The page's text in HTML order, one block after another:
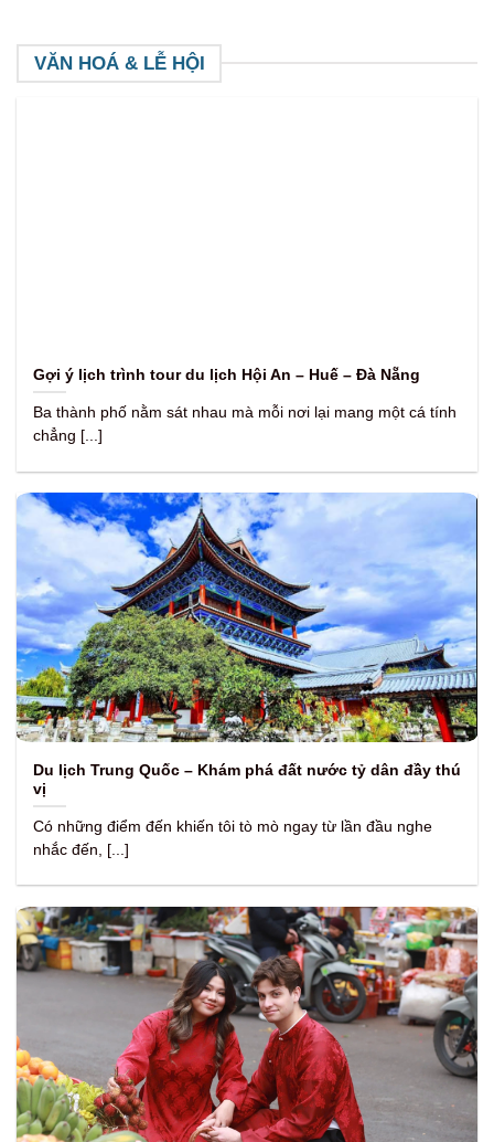
VĂN HOÁ & LỄ HỘI
Gợi ý lịch trình tour du lịch Hội An – Huế – Đà Nẵng
Ba thành phố nằm sát nhau mà mỗi nơi lại mang một cá tính
chẳng [...]
Du lịch Trung Quốc – Khám phá đất nước tỷ dân đầy thú
vị
Có những điểm đến khiến tôi tò mò ngay từ lần đầu nghe
nhắc đến, [...]